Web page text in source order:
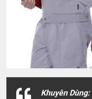
Khuyên Dùng: